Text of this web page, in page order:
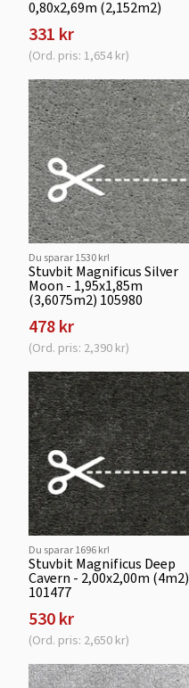
0,80x2,69m (2,152m2)
331 kr
(Ord. pris: 1,654 kr)
Du sparar 1530 kr!
Stuvbit Magnificus Silver
Moon - 1,95x1,85m
(3,6075m2) 105980
478 kr
(Ord. pris: 2,390 kr)
Du sparar 1696 kr!
Stuvbit Magnificus Deep
Cavern - 2,00x2,00m (4m2)
101477
530 kr
(Ord. pris: 2,650 kr)